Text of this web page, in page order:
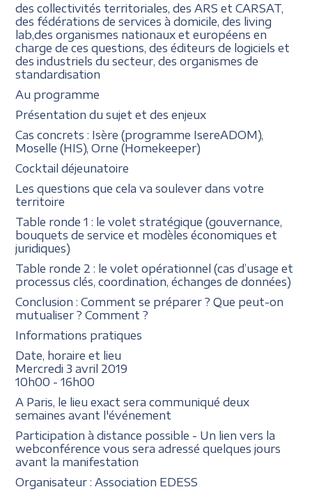
des collectivités territoriales, des ARS et CARSAT,
des fédérations de services à domicile, des living
lab,des organismes nationaux et européens en
charge de ces questions, des éditeurs de logiciels et
des industriels du secteur, des organismes de
standardisation
Au programme
Présentation du sujet et des enjeux
Cas concrets : Isère (programme IsereADOM),
Moselle (HIS), Orne (Homekeeper)
Cocktail déjeunatoire
Les questions que cela va soulever dans votre
territoire
Table ronde 1 : le volet stratégique (gouvernance,
bouquets de service et modèles économiques et
juridiques)
Table ronde 2 : le volet opérationnel (cas d’usage et
processus clés, coordination, échanges de données)
Conclusion : Comment se préparer ? Que peut-on
mutualiser ? Comment ?
Informations pratiques
Date, horaire et lieu
Mercredi 3 avril 2019
10h00 - 16h00
A Paris, le lieu exact sera communiqué deux
semaines avant l'événement
Participation à distance possible - Un lien vers la
webconférence vous sera adressé quelques jours
avant la manifestation
Organisateur : Association EDESS